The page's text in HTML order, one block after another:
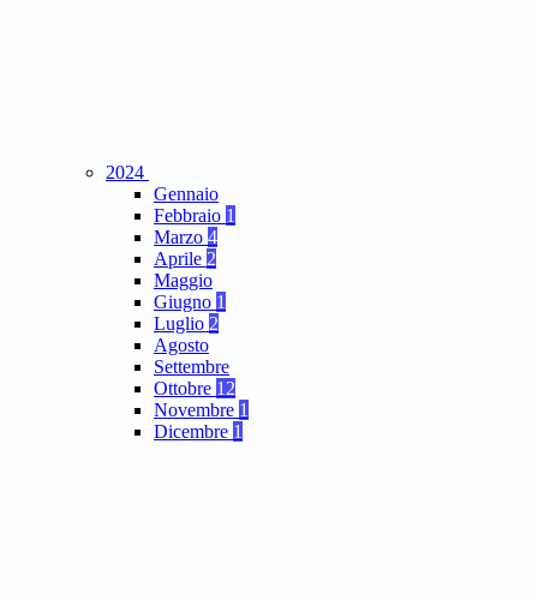
2024
Gennaio
Febbraio 1
Marzo 4
Aprile 2
Maggio
Giugno 1
Luglio 2
Agosto
Settembre
Ottobre 12
Novembre 1
Dicembre 1